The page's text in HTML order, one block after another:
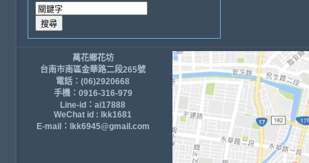
萬花鄉花坊
台南市南區金華路二段265號
電話：(06)2920668
手機：0916-316-979
Line-id：ai17888
WeChat id : lkk1681
E-mail：lkk6945@gmail.com